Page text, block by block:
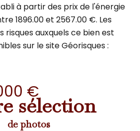
à partir des prix de l'énergie
1896.00 et 2567.00 €. Les
risques auxquels ce bien est
sur le site Géorisques :
€
sélection
de photos